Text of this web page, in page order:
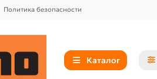
Политика безопасности
Каталог